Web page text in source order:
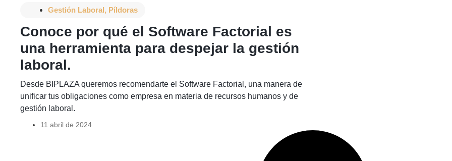
Gestión Laboral, Píldoras
Conoce por qué el Software Factorial es
una herramienta para despejar la gestión
laboral.
Desde BIPLAZA queremos recomendarte el Software Factorial, una manera de
unificar tus obligaciones como empresa en materia de recursos humanos y de
gestión laboral.
11 abril de 2024